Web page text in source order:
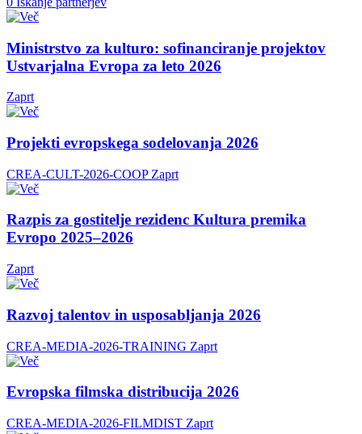
Ministrstvo za kulturo: sofinanciranje projektov
Ustvarjalna Evropa za leto 2026
Zaprt
Projekti evropskega sodelovanja 2026
CREA-CULT-2026-COOP Zaprt
Razpis za gostitelje rezidenc Kultura premika
Evropo 2025–2026
Zaprt
Razvoj talentov in usposabljanja 2026
CREA-MEDIA-2026-TRAINING Zaprt
Evropska filmska distribucija 2026
CREA-MEDIA-2026-FILMDIST Zaprt